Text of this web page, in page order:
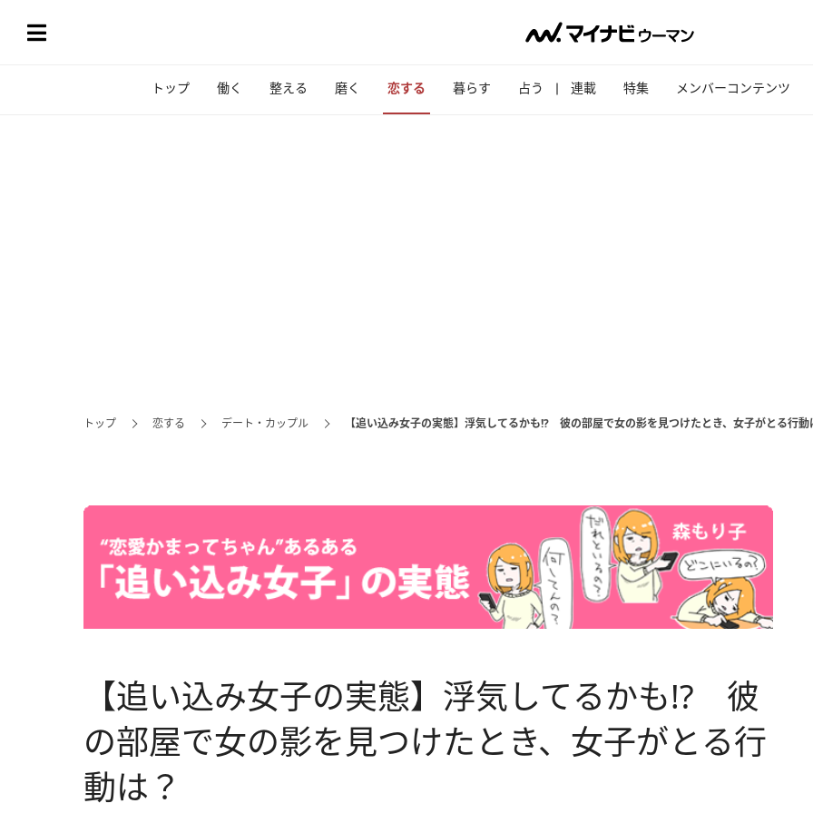
トップ 働く 整える 磨く 恋する 暮らす 占う 連載 特集 メンバーコンテンツ
トップ 恋する デート・カップル 【追い込み女子の実態】浮気してるかも!? 彼の部屋で女の影を見つけたとき、女子がとる行動
【追い込み女子の実態】浮気してるかも!? 彼
の部屋で女の影を見つけたとき、女子がとる行
動は？